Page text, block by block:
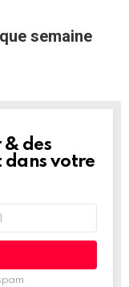
semaine
& des
votre